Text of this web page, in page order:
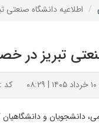
اطلاعیه دانشگاه صنعتی
تبریز در
کد : ۱۸۸۵